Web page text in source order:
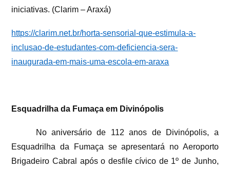
iniciativas. (Clarim – Araxá)
https://clarim.net.br/horta-sensorial-que-estimula-a-
inclusao-de-estudantes-com-deficiencia-sera-
inaugurada-em-mais-uma-escola-em-araxa
Esquadrilha da Fumaça em Divinópolis
No aniversário de 112 anos de Divinópolis, a
Esquadrilha da Fumaça se apresentará no Aeroporto
Brigadeiro Cabral após o desfile cívico de 1º de Junho,